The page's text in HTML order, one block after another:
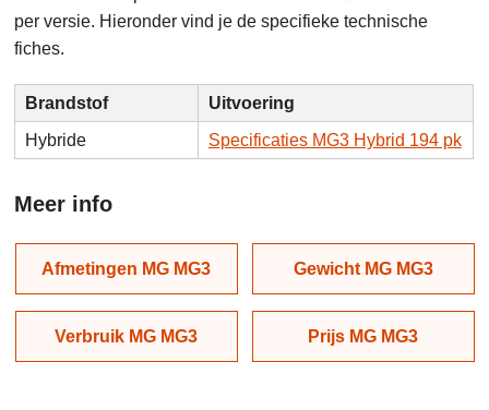
per versie. Hieronder vind je de specifieke technische
fiches.
Brandstof
Uitvoering
Hybride
Specificaties MG3 Hybrid 194 pk
Meer info
Afmetingen MG MG3 Gewicht MG MG3
Verbruik MG MG3 Prijs MG MG3